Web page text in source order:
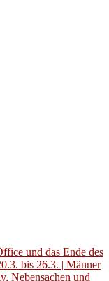
und das Ende des
bis 26.3. | Männer
Nebensachen und